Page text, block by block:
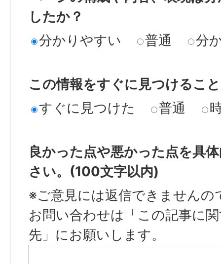
したか？
分かりやすい
普通 分
この情報をすぐに見つけるこ
すぐに見つけた
普通
良かった点や悪かった点を具
さい。(100文字以内)
※ご意見には返信できませんの
お問い合わせは「この記事に
先」にお願いします。